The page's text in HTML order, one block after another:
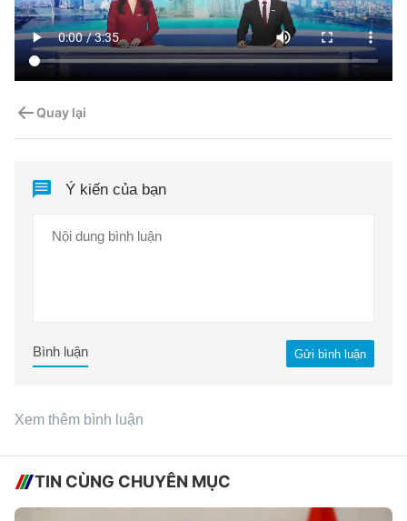
Quay lại
Ý kiến của bạn
Gửi bình luận
Bình luận
Xem thêm bình luận
TIN CÙNG CHUYÊN MỤC